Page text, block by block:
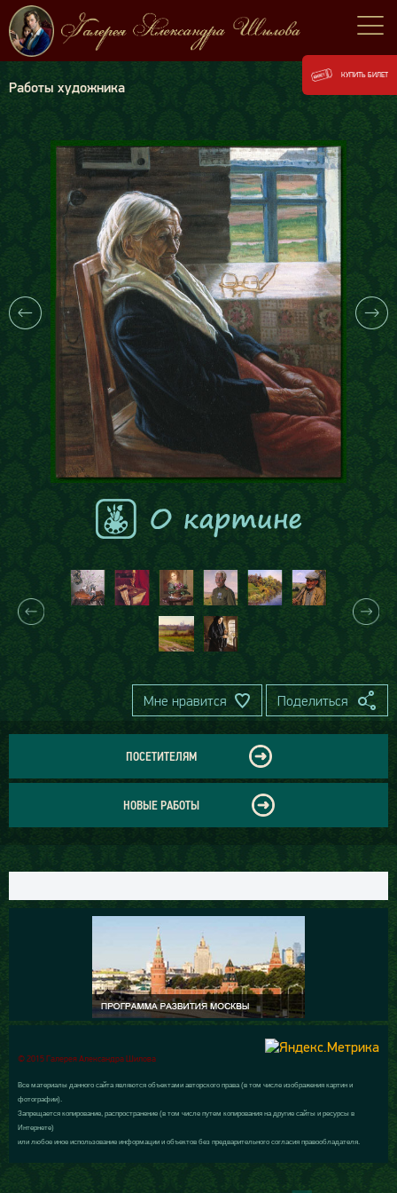
Работы художника
Мне нравится Поделиться
ПОСЕТИТЕЛЯМ
НОВЫЕ РАБОТЫ
© 2015 Галерея Александра Шилова
Все материалы данного сайта являются объектами авторского права (в том числе изображения картин и
фотографии).
Запрещается копирование, распространение (в том числе путем копирования на другие сайты и ресурсы в
Интернете)
или любое иное использование информации и объектов без предварительного согласия правообладателя.
КУПИТЬ БИЛЕТ